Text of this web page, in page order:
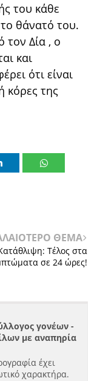
του κάθε
θάνατό του.
τον Δία , ο
και
ότι είναι
κόρες της
ΘΕΜΑ
Τέλος στα
σε 24 ώρες!
γονέων -
με αναπηρία
έχει
χαρακτήρα.